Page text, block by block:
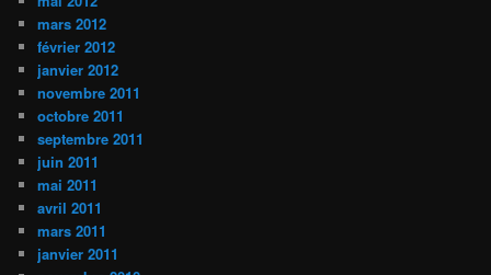
mars 2012
février 2012
janvier 2012
novembre 2011
octobre 2011
septembre 2011
juin 2011
mai 2011
avril 2011
mars 2011
janvier 2011